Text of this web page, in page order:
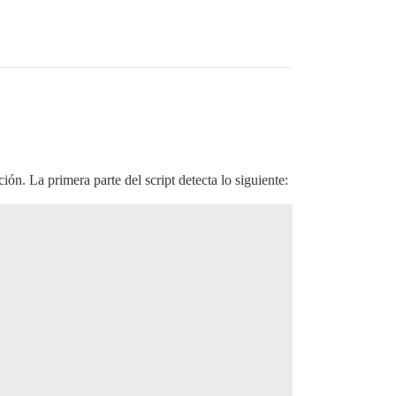
La primera parte del script detecta lo siguiente: